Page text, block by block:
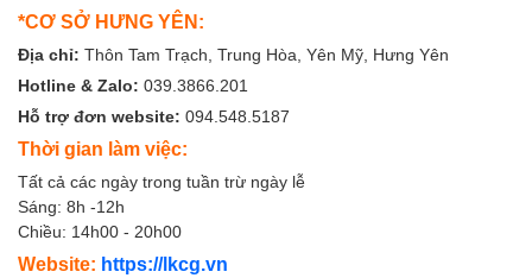
*CƠ SỞ HƯNG YÊN:
Địa chỉ: Thôn Tam Trạch, Trung Hòa, Yên Mỹ, Hưng Yên
Hotline & Zalo: 039.3866.201
Hỗ trợ đơn website: 094.548.5187
Thời gian làm việc:
Tất cả các ngày trong tuần trừ ngày lễ
Sáng: 8h -12h
Chiều: 14h00 - 20h00
Website: https://lkcg.vn